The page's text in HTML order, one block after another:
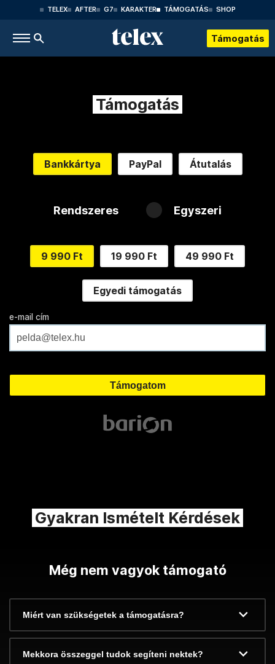
TELEX AFTER G7 KARAKTER TÁMOGATÁS SHOP
Támogatás
Támogatás
Bankkártya PayPal Átutalás
Rendszeres Egyszeri
9 990 Ft 19 990 Ft 49 990 Ft
Egyedi támogatás
e-mail cím
Gyakran Ismételt Kérdések
Még nem vagyok támogató
Miért van szükségetek a támogatásra?
Mekkora összeggel tudok segíteni nektek?